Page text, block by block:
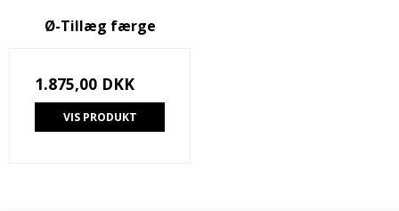
Ø-Tillæg færge
1.875,00 DKK
VIS PRODUKT